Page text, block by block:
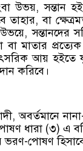
উভয়, সন্তান
তাহার, বা
সন্তানদের
বা মাতার
আয় হইতে
করিবে।
অবর্তমানে
ধারা (৩) এ
পোষণ